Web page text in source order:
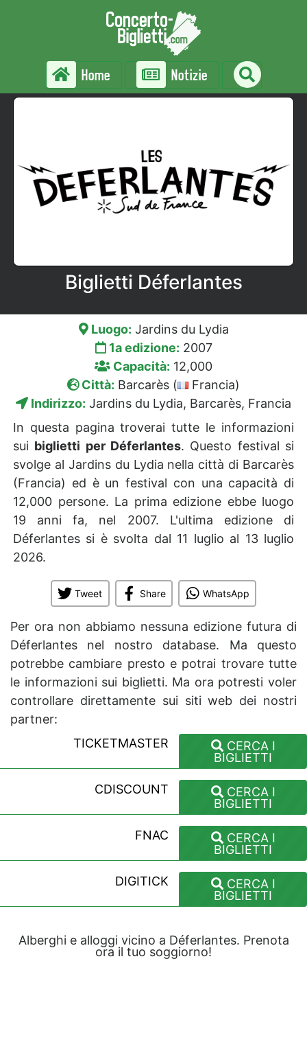
Home Notizie
Biglietti Déferlantes
Luogo: Jardins du Lydia
1a edizione: 2007
Capacità: 12,000
Città: Barcarès (
Francia)
Indirizzo: Jardins du Lydia, Barcarès, Francia
In questa pagina troverai tutte le informazioni
sui biglietti per Déferlantes. Questo festival si
svolge al Jardins du Lydia nella città di Barcarès
(Francia) ed è un festival con una capacità di
12,000 persone. La prima edizione ebbe luogo
19 anni fa, nel 2007. L'ultima edizione di
Déferlantes si è svolta dal 11 luglio al 13 luglio
2026.
Tweet Share WhatsApp
Per ora non abbiamo nessuna edizione futura di
Déferlantes nel nostro database. Ma questo
potrebbe cambiare presto e potrai trovare tutte
le informazioni sui biglietti. Ma ora potresti voler
controllare direttamente sui siti web dei nostri
partner:
TICKETMASTER
CERCA I
BIGLIETTI
CDISCOUNT
CERCA I
BIGLIETTI
FNAC
CERCA I
BIGLIETTI
DIGITICK
CERCA I
BIGLIETTI
Alberghi e alloggi vicino a Déferlantes. Prenota
ora il tuo soggiorno!